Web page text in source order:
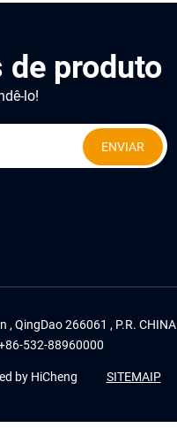
produto
lo!
ENVIAR
, QingDao 266061 , P.R. CHINA
532-88960000
by HiCheng SITEMAIP